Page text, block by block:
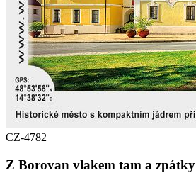
CZ-4782
Z Borovan vlakem tam a zpátky